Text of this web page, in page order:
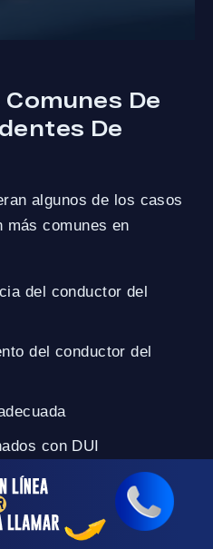
De
De
algunos de los casos
más comunes en
con DUI
de reparto